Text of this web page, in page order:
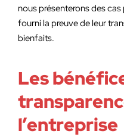
nous présenterons des
fourni la preuve de leur
bienfaits.
Les
l’entreprise